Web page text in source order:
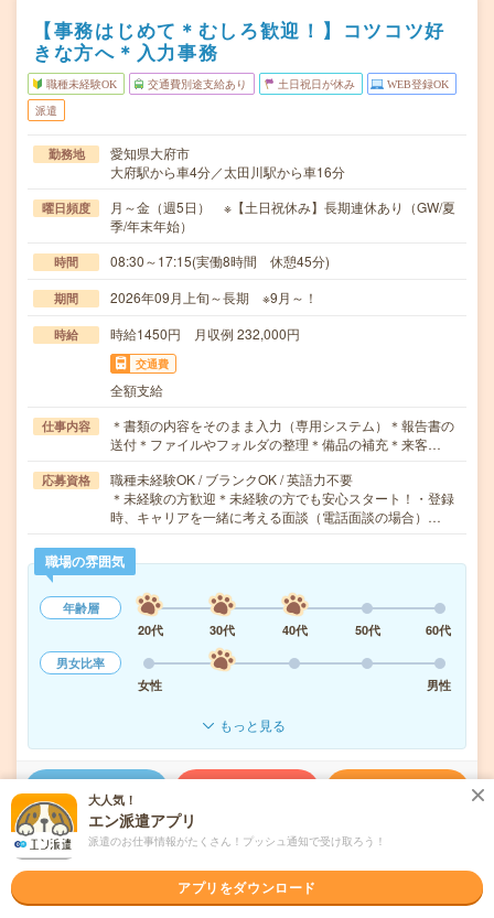
【事務はじめて＊むしろ歓迎！】コツコツ好
きな方へ＊入力事務
職種未経験OK 交通費別途支給あり 土日祝日が休み WEB登録OK
派遣
勤務地
愛知県大府市
大府駅から車4分／太田川駅から車16分
曜日頻度
月～金（週5日） ※【土日祝休み】長期連休あり（GW/夏
季/年末年始）
時間 08:30～17:15(実働8時間 休憩45分)
期間 2026年09月上旬～長期 ※9月～！
時給 時給1450円 月収例 232,000円
交通費
全額支給
仕事内容
＊書類の内容をそのまま入力（専用システム）＊報告書の
送付＊ファイルやフォルダの整理＊備品の補充＊来客…
応募資格
職種未経験OK / ブランクOK / 英語力不要
＊未経験の方歓迎＊未経験の方でも安心スタート！・登録
時、キャリアを一緒に考える面談（電話面談の場合）…
職場の雰囲気
年齢層
20代
30代 40代 50代
60代
男女比率
女性
男性
もっと見る
気になる!
派遣会社 パーソルテンプスタッフ株式会社 （旧テンプスタッフ株式会社）
大人気！
エン派遣アプリ
派遣のお仕事情報がたくさん！プッシュ通知で受け取ろう！
アプリをダウンロード